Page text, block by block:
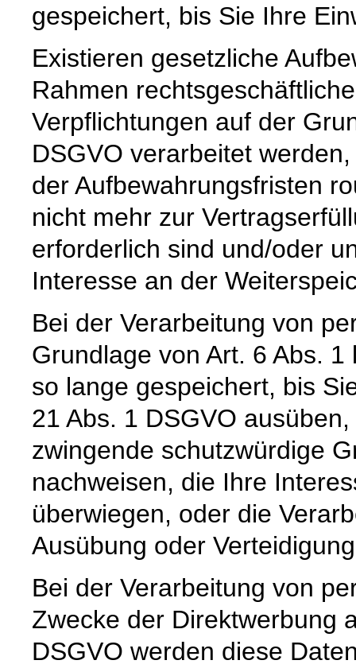
gespeichert, bis Sie Ihre
Existieren gesetzliche
Rahmen
Verpflichtungen auf der
DSGVO verarbeitet
der Aufbewahrungsfristen
nicht mehr zur
erforderlich sind und/oder
Interesse an der
Bei der Verarbeitung von
Grundlage von Art. 6 Abs.
so lange gespeichert, bis
21 Abs. 1 DSGVO
zwingende schutzwürdige
nachweisen, die Ihre
überwiegen, oder die
Ausübung oder
Bei der Verarbeitung von
Zwecke der Direktwerbung
DSGVO werden diese